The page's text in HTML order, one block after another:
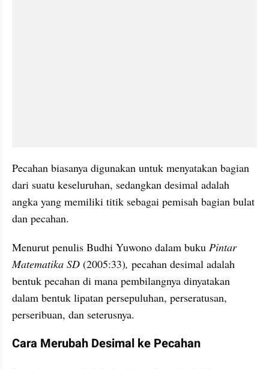
Pecahan biasanya digunakan untuk menyatakan bagian
dari suatu keseluruhan, sedangkan desimal adalah
angka yang memiliki titik sebagai pemisah bagian bulat
dan pecahan.
Menurut penulis Budhi Yuwono dalam buku Pintar
Matematika SD (2005:33), pecahan desimal adalah
bentuk pecahan di mana pembilangnya dinyatakan
dalam bentuk lipatan persepuluhan, perseratusan,
perseribuan, dan seterusnya.
Cara Merubah Desimal ke Pecahan